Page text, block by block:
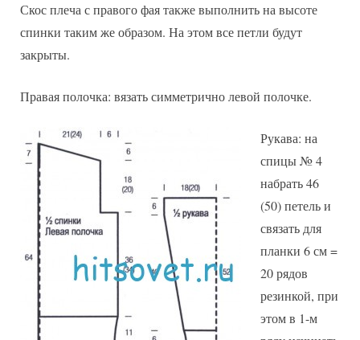
Скос плеча с правого фая также выполнить на высоте
спинки таким же образом. На этом все петли будут
закрыты.
Правая полочка: вязать симметрично левой полочке.
Рукава: на
спицы № 4
набрать 46
(50) петель и
связать для
планки 6 см =
20 рядов
резинкой, при
этом в 1-м